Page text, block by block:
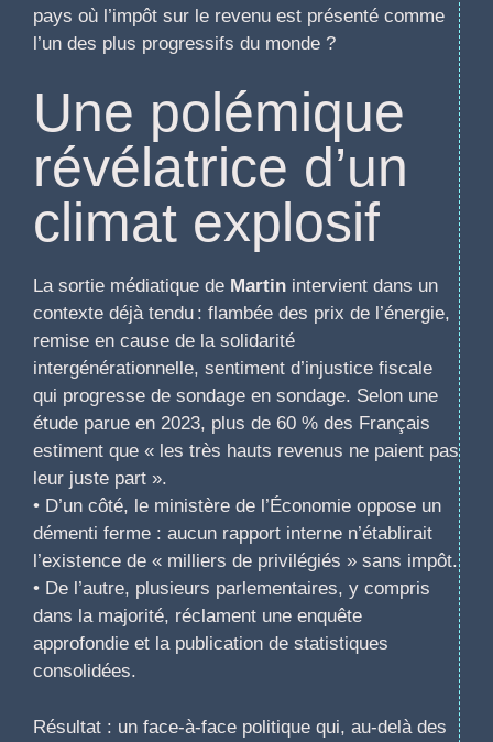
pays où l’impôt sur le revenu est présenté comme
l’un des plus progressifs du monde ?
Une polémique
révélatrice d’un
climat explosif
La sortie médiatique de Martin intervient dans un
contexte déjà tendu : flambée des prix de l’énergie,
remise en cause de la solidarité
intergénérationnelle, sentiment d’injustice fiscale
qui progresse de sondage en sondage. Selon une
étude parue en 2023, plus de 60 % des Français
estiment que « les très hauts revenus ne paient pas
leur juste part ».
• D’un côté, le ministère de l’Économie oppose un
démenti ferme : aucun rapport interne n’établirait
l’existence de « milliers de privilégiés » sans impôt.
• De l’autre, plusieurs parlementaires, y compris
dans la majorité, réclament une enquête
approfondie et la publication de statistiques
consolidées.
Résultat : un face-à-face politique qui, au-delà des